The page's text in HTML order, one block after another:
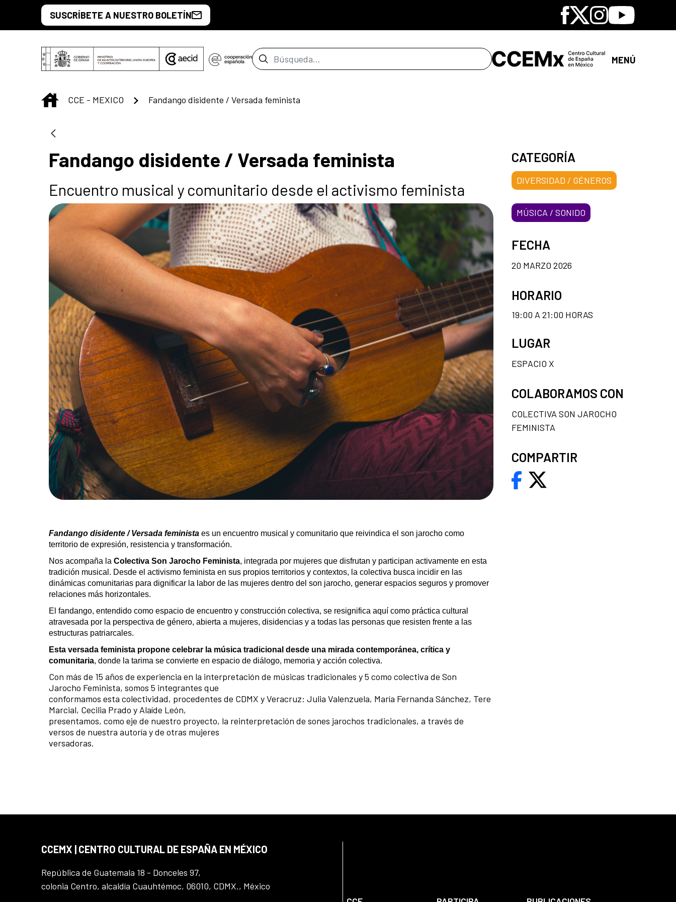
Saltar al contenido principal
SUSCRÍBETE A NUESTRO BOLETÍN Facebook
X Instagram
Youtube
Barra de búsqueda MENÚ
INICIO
CCE - MEXICO Fandango disidente / Versada feminista
Fandango disidente / Versada feminista
Encuentro musical y comunitario desde el activismo feminista
Fandango disidente / Versada feminista es un encuentro musical y comunitario que reivindica el son jarocho como
territorio de expresión, resistencia y transformación.
Nos acompaña la Colectiva Son Jarocho Feminista, integrada por mujeres que disfrutan y participan activamente en esta
tradición musical. Desde el activismo feminista en sus propios territorios y contextos, la colectiva busca incidir en las
dinámicas comunitarias para dignificar la labor de las mujeres dentro del son jarocho, generar espacios seguros y promover
relaciones más horizontales.
El fandango, entendido como espacio de encuentro y construcción colectiva, se resignifica aquí como práctica cultural
atravesada por la perspectiva de género, abierta a mujeres, disidencias y a todas las personas que resisten frente a las
estructuras patriarcales.
Esta versada feminista propone celebrar la música tradicional desde una mirada contemporánea, crítica y
comunitaria, donde la tarima se convierte en espacio de diálogo, memoria y acción colectiva.
Con más de 15 años de experiencia en la interpretación de músicas tradicionales y 5 como colectiva de Son
Jarocho Feminista, somos 5 integrantes que
conformamos esta colectividad, procedentes de CDMX y Veracruz: Julia Valenzuela, María Fernanda Sánchez, Tere
Marcial, Cecilia Prado y Alaíde León,
presentamos, como eje de nuestro proyecto, la reinterpretación de sones jarochos tradicionales, a través de
versos de nuestra autoría y de otras mujeres
versadoras.
CATEGORÍA
DIVERSIDAD / GÉNEROS
MÚSICA / SONIDO
FECHA
20 MARZO 2026
HORARIO
19:00 A 21:00 HORAS
LUGAR
ESPACIO X
COLABORAMOS CON
COLECTIVA SON JAROCHO
FEMINISTA
COMPARTIR
CCEMX | CENTRO CULTURAL DE ESPAÑA EN MÉXICO
República de Guatemala 18 - Donceles 97,
colonia Centro, alcaldía Cuauhtémoc, 06010, CDMX., México